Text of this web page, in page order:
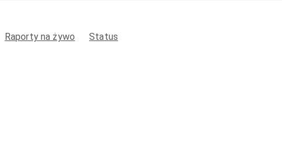
Raporty na żywo Status